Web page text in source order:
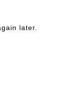
later.